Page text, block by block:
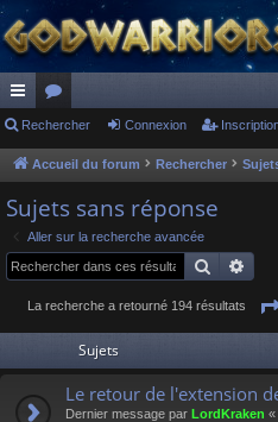
ac
co
ur
ci
s
or
u
s
Rechercher Connexion
Accueil du forum Rechercher
Sujets sans réponse
Aller sur la recherche avancée
La recherche a retourné 194 résultats
Sujets
Le retour de l'extension
Dernier message par LordKraken «